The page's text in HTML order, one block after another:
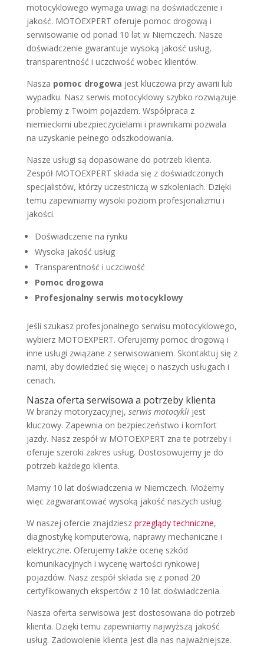
motocyklowego wymaga uwagi na doświadczenie i
jakość. MOTOEXPERT oferuje pomoc drogową i
serwisowanie od ponad 10 lat w Niemczech. Nasze
doświadczenie gwarantuje wysoką jakość usług,
transparentność i uczciwość wobec klientów.
Nasza pomoc drogowa jest kluczowa przy awarii lub
wypadku. Nasz serwis motocyklowy szybko rozwiązuje
problemy z Twoim pojazdem. Współpraca z
niemieckimi ubezpieczycielami i prawnikami pozwala
na uzyskanie pełnego odszkodowania.
Nasze usługi są dopasowane do potrzeb klienta.
Zespół MOTOEXPERT składa się z doświadczonych
specjalistów, którzy uczestniczą w szkoleniach. Dzięki
temu zapewniamy wysoki poziom profesjonalizmu i
jakości.
Doświadczenie na rynku
Wysoka jakość usług
Transparentność i uczciwość
Pomoc drogowa
Profesjonalny serwis motocyklowy
Jeśli szukasz profesjonalnego serwisu motocyklowego,
wybierz MOTOEXPERT. Oferujemy pomoc drogową i
inne usługi związane z serwisowaniem. Skontaktuj się z
nami, aby dowiedzieć się więcej o naszych usługach i
cenach.
Nasza oferta serwisowa a potrzeby klienta
W branży motoryzacyjnej, serwis motocyklijest
kluczowy. Zapewnia on bezpieczeństwo i komfort
jazdy. Nasz zespół w MOTOEXPERT zna te potrzeby i
oferuje szeroki zakres usług. Dostosowujemy je do
potrzeb każdego klienta.
Mamy 10 lat doświadczenia w Niemczech. Możemy
więc zagwarantować wysoką jakość naszych usług.
W naszej ofercie znajdziesz przeglądy techniczne,
diagnostykę komputerową, naprawy mechaniczne i
elektryczne. Oferujemy także ocenę szkód
komunikacyjnych i wycenę wartości rynkowej
pojazdów. Nasz zespół składa się z ponad 20
certyfikowanych ekspertów z 10 lat doświadczenia.
Nasza oferta serwisowa jest dostosowana do potrzeb
klienta. Dzięki temu zapewniamy najwyższą jakość
usług. Zadowolenie klienta jest dla nas najważniejsze.